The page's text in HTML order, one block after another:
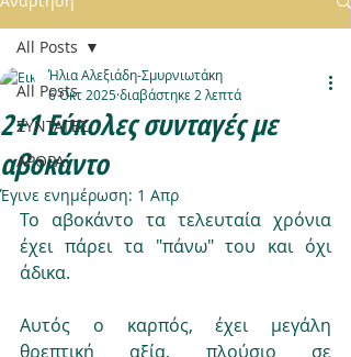
All Posts
ΣΥΝΤΑΓΕΣ
ΑΡΘΡΑ
All Posts
2+1 Εύκολες συνταγές με
αβοκάντο
Ήλια Αλεξιάδη-Σμυρνιωτάκη
6 Οκτ 2025διαβάστηκε 2 λεπτά
Έγινε ενημέρωση: 1 Απρ
Το αβοκάντο τα τελευταία χρόνια
έχει πάρει τα "πάνω" του και όχι
άδικα.
Αυτός ο καρπός, έχει μεγάλη
θρεπτική αξία, πλούσιο σε